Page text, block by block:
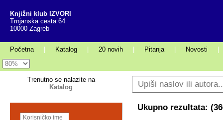
Knjižni klub IZVORI
Trnjanska cesta 64
10000 Zagreb
Početna Katalog 20 novih Pitanja Novosti
Trenutno se nalazite na
Katalog
Ukupno rezultata: (